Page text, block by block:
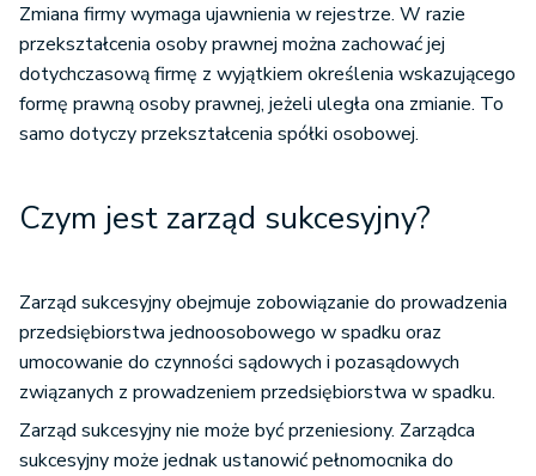
Zmiana firmy wymaga ujawnienia w rejestrze. W razie
przekształcenia osoby prawnej można zachować jej
dotychczasową firmę z wyjątkiem określenia wskazującego
formę prawną osoby prawnej, jeżeli uległa ona zmianie. To
samo dotyczy przekształcenia spółki osobowej.
Czym jest zarząd sukcesyjny?
Zarząd sukcesyjny obejmuje zobowiązanie do prowadzenia
przedsiębiorstwa jednoosobowego w spadku oraz
umocowanie do czynności sądowych i pozasądowych
związanych z prowadzeniem przedsiębiorstwa w spadku.
Zarząd sukcesyjny nie może być przeniesiony. Zarządca
sukcesyjny może jednak ustanowić pełnomocnika do